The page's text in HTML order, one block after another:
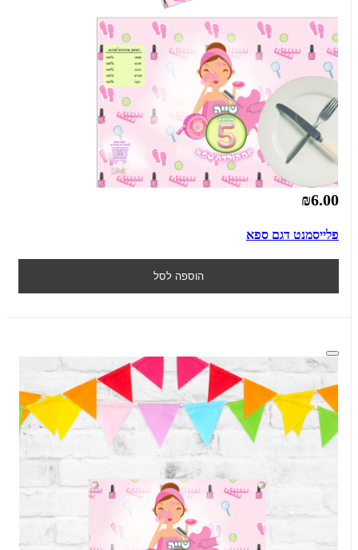
₪6.00
פלייסמנט דגם ספא
הוספה לסל